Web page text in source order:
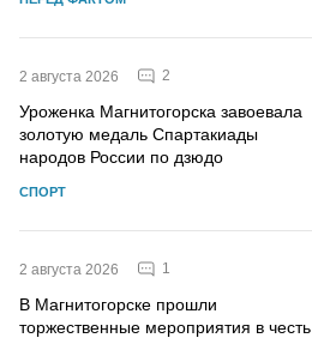
2 августа 2026 2
Уроженка Магнитогорска завоевала
золотую медаль Спартакиады
народов России по дзюдо
СПОРТ
2 августа 2026 1
В Магнитогорске прошли
торжественные мероприятия в честь